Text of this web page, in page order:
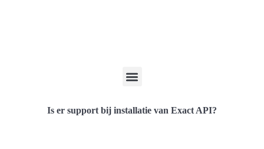
Is er support bij installatie van Exact API?